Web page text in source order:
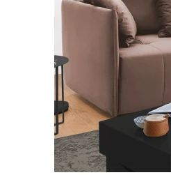
Detská izba
Predsieň, šatník a chodba
Kúpeľňa
Záhrada
Domácnosť
BYTOVÝ TEXTIL
Vankúše
Koberce
Závesy a žalúzie
Zobrazit vše
VEĽKÁ NOC